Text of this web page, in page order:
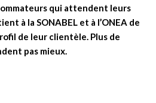
qui attendent leurs
à la SONABEL et à l’ONEA de
de leur clientèle. Plus de
pas mieux.